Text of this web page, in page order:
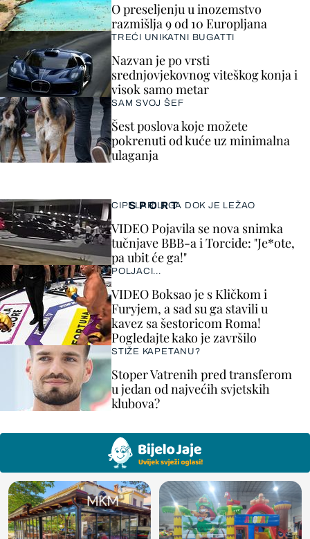
SPORT
CIPELARILI GA DOK JE LEŽAO
VIDEO Pojavila se nova snimka
tučnjave BBB-a i Torcide: "Je*ote,
pa ubit će ga!"
POLJACI...
VIDEO Boksao je s Kličkom i
Furyjem, a sad su ga stavili u
kavez sa šestoricom Roma!
Pogledajte kako je završilo
STIŽE KAPETANU?
Stoper Vatrenih pred transferom
u jedan od najvećih svjetskih
klubova?
O preseljenju u inozemstvo
razmišlja 9 od 10 Europljana
TREĆI UNIKATNI BUGATTI
Nazvan je po vrsti
srednjovjekovnog viteškog konja i
visok samo metar
SAM SVOJ ŠEF
Šest poslova koje možete
pokrenuti od kuće uz minimalna
ulaganja